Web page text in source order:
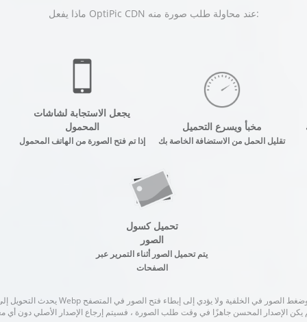
ماذا يفعل OptiPic CDN عند محاولة طلب صورة منه:
يجعل الاستجابة لشاشات
المحمول
إذا تم فتح الصورة من الهاتف المحمول
مخبأ ويسرع التحميل
تقليل الحمل من الاستضافة الخاصة بك
تحميل كسول
الصور
يتم تحميل الصور أثناء التمرير عبر
الصفحات